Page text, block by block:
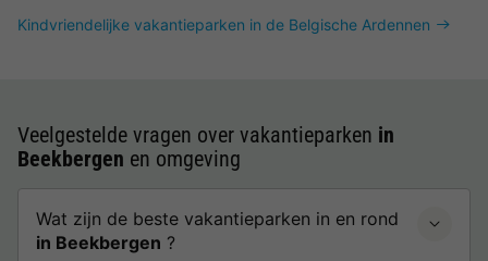
Kindvriendelijke vakantieparken in de Belgische Ardennen
Veelgestelde vragen over vakantieparken in
Beekbergen en omgeving
Wat zijn de beste vakantieparken in en rond
in Beekbergen ?